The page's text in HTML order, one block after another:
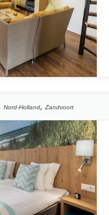
,Nord-Holland,Zandvoort